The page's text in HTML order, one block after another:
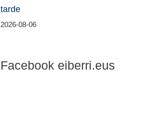
tarde
2026-08-06
Facebook eiberri.eus